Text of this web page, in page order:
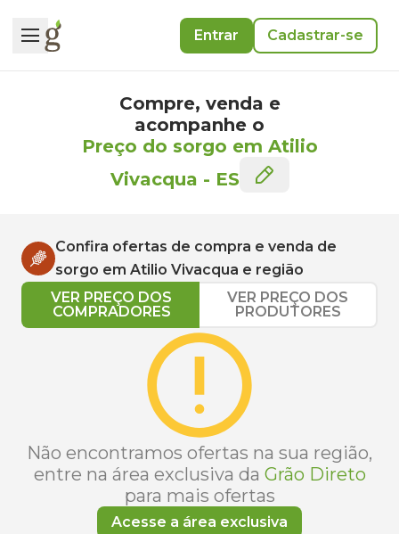
Entrar Cadastrar-se
Compre, venda e
acompanhe o
Preço do sorgo em Atilio
Vivacqua - ES
Confira ofertas de compra e venda de
sorgo em Atilio Vivacqua e região
VER PREÇO DOS
COMPRADORES
VER PREÇO DOS
PRODUTORES
Não encontramos ofertas na sua região,
entre na área exclusiva da Grão Direto
para mais ofertas
Acesse a área exclusiva